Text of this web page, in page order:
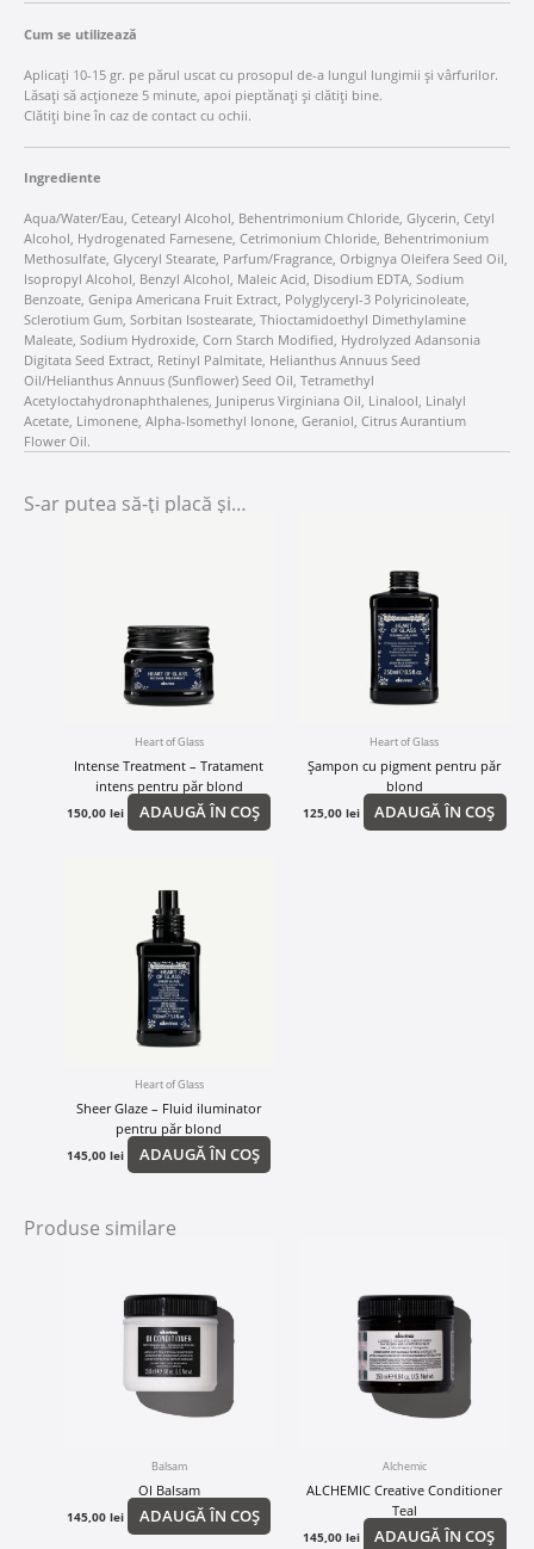
Cum se utilizează
Aplicați 10-15 gr. pe părul uscat cu prosopul de-a lungul lungimii și vârfurilor.
Lăsați să acționeze 5 minute, apoi pieptănați și clătiți bine.
Clătiți bine în caz de contact cu ochii.
Ingrediente
Aqua/Water/Eau, Cetearyl Alcohol, Behentrimonium Chloride, Glycerin, Cetyl
Alcohol, Hydrogenated Farnesene, Cetrimonium Chloride, Behentrimonium
Methosulfate, Glyceryl Stearate, Parfum/Fragrance, Orbignya Oleifera Seed Oil,
Isopropyl Alcohol, Benzyl Alcohol, Maleic Acid, Disodium EDTA, Sodium
Benzoate, Genipa Americana Fruit Extract, Polyglyceryl-3 Polyricinoleate,
Sclerotium Gum, Sorbitan Isostearate, Thioctamidoethyl Dimethylamine
Maleate, Sodium Hydroxide, Corn Starch Modified, Hydrolyzed Adansonia
Digitata Seed Extract, Retinyl Palmitate, Helianthus Annuus Seed
Oil/Helianthus Annuus (Sunflower) Seed Oil, Tetramethyl
Acetyloctahydronaphthalenes, Juniperus Virginiana Oil, Linalool, Linalyl
Acetate, Limonene, Alpha-Isomethyl Ionone, Geraniol, Citrus Aurantium
Flower Oil.
S-ar putea să-ți placă și…
Heart of Glass
Intense Treatment – Tratament
intens pentru păr blond
150,00lei ADAUGĂ ÎN COȘ
Heart of Glass
Șampon cu pigment pentru păr
blond
125,00 lei ADAUGĂ ÎN COȘ
Heart of Glass
Sheer Glaze – Fluid iluminator
pentru păr blond
145,00lei ADAUGĂ ÎN COȘ
Produse similare
Balsam
OI Balsam
145,00lei ADAUGĂ ÎN COȘ
Alchemic
ALCHEMIC Creative Conditioner
Teal
145,00 lei ADAUGĂ ÎN COȘ